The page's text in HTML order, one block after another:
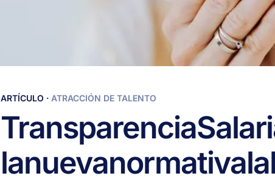
Transparencia
Prepárate
para
nueva
ARTÍCULO · ATRACCIÓN DE TALENTO
Transparencia
lanuevanormativa